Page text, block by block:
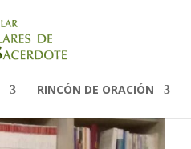
RINCÓN DE ORACIÓN